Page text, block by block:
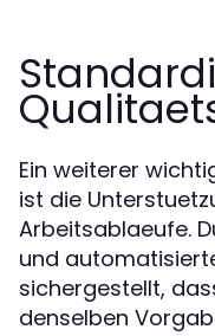
Ein weiterer
ist die
Arbeitsablaeufe.
und
sichergestellt,
denselben